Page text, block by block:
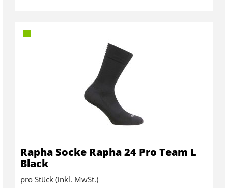
Rapha Socke Rapha 24 Pro Team L
Black
pro Stück (inkl. MwSt.)